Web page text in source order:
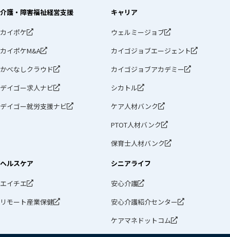
介護・障害福祉経営支援
カイポケ
カイポケM&A
かべなしクラウド
デイゴー求人ナビ
デイゴー就労支援ナビ
キャリア
ウェルミージョブ
カイゴジョブエージェント
カイゴジョブアカデミー
シカトル
ケア人材バンク
PTOT人材バンク
保育士人材バンク
ヘルスケア
エイチエ
リモート産業保健
シニアライフ
安心介護
安心介護紹介センター
ケアマネドットコム